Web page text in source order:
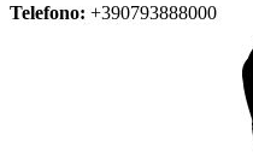
Telefono: +390793888000